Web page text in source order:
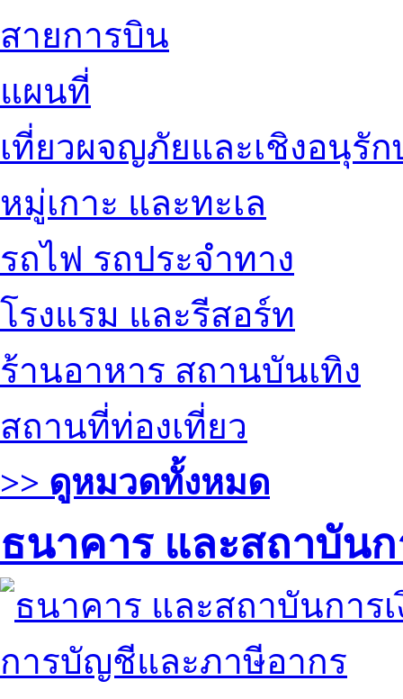
สายการบิน
แผนที่
เที่ยวผจญภัยและเชิงอนุรัก
หมู่เกาะ และทะเล
รถไฟ รถประจำทาง
โรงแรม และรีสอร์ท
ร้านอาหาร สถานบันเทิง
สถานที่ท่องเที่ยว
>> ดูหมวดทั้งหมด
ธนาคาร และสถาบันก
การบัญชีและภาษีอากร